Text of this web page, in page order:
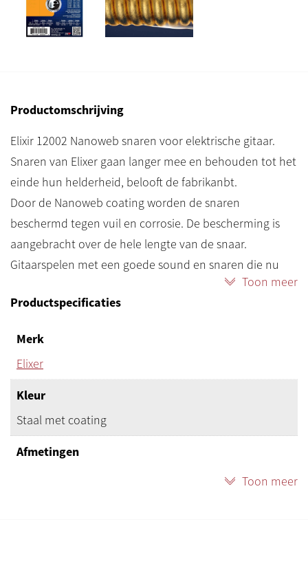
Productomschrijving
Elixir 12002 Nanoweb snaren voor elektrische gitaar.
Snaren van Elixer gaan langer mee en behouden tot het
einde hun helderheid, belooft de fabrikanbt.
Door de Nanoweb coating worden de snaren
beschermd tegen vuil en corrosie. De bescherming is
aangebracht over de hele lengte van de snaar.
Gitaarspelen met een goede sound en snaren die nu
Snarenset 12002 Super Light. Maat: .009-.042
Toon meer
Productspecificaties
Merk
Elixer
Kleur
Staal met coating
Afmetingen
Toon meer